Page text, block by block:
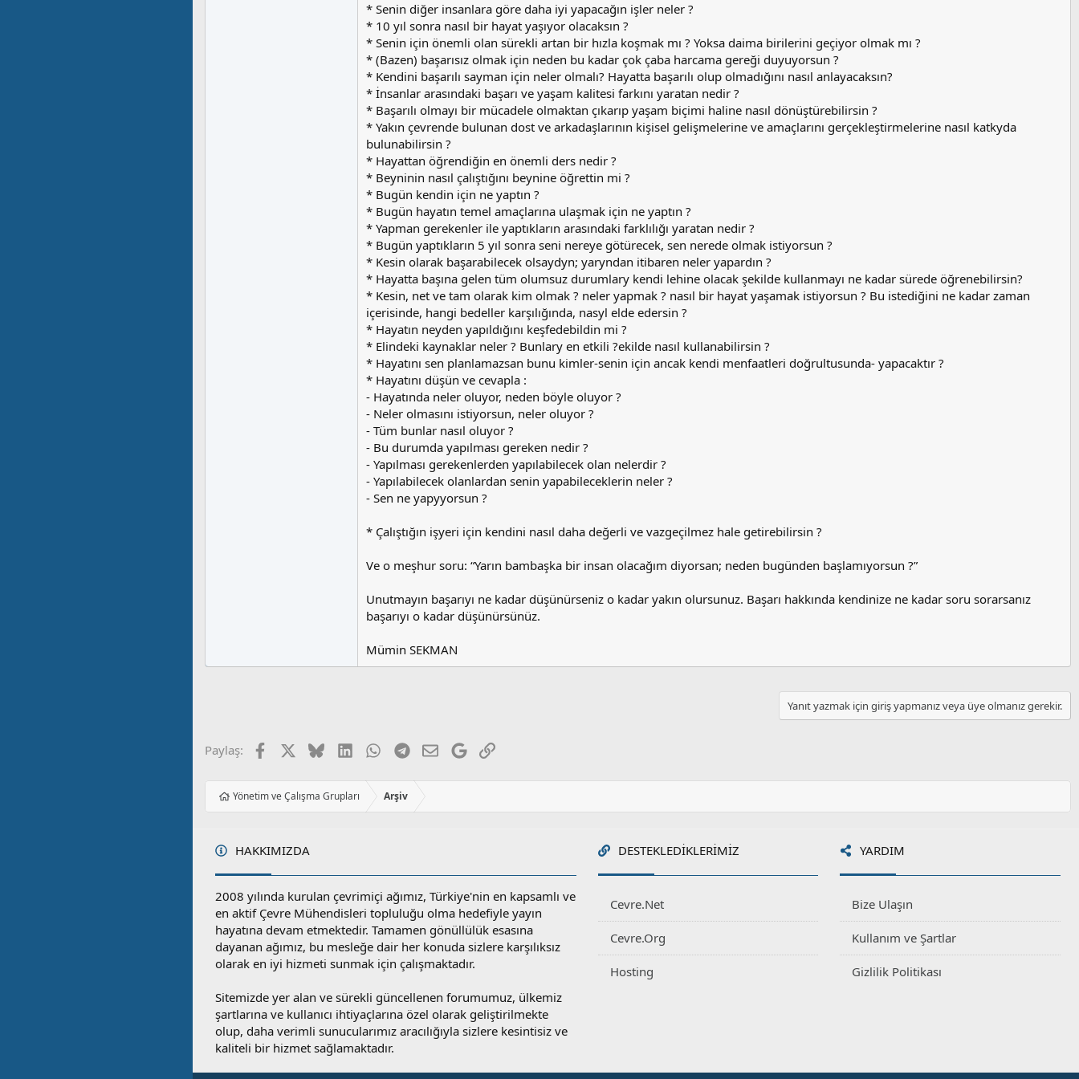
* Senin diğer insanlara göre daha iyi yapacağın işler neler ?
* 10 yıl sonra nasıl bir hayat yaşıyor olacaksın ?
* Senin için önemli olan sürekli artan bir hızla koşmak mı ? Yoksa daima birilerini geçiyor olmak mı ?
* (Bazen) başarısız olmak için neden bu kadar çok çaba harcama gereği duyuyorsun ?
* Kendini başarılı sayman için neler olmalı? Hayatta başarılı olup olmadığını nasıl anlayacaksın?
* İnsanlar arasındaki başarı ve yaşam kalitesi farkını yaratan nedir ?
* Başarılı olmayı bir mücadele olmaktan çıkarıp yaşam biçimi haline nasıl dönüştürebilirsin ?
* Yakın çevrende bulunan dost ve arkadaşlarının kişisel gelişmelerine ve amaçlarını gerçekleştirmelerine nasıl katkyda
bulunabilirsin ?
* Hayattan öğrendiğin en önemli ders nedir ?
* Beyninin nasıl çalıştığını beynine öğrettin mi ?
* Bugün kendin için ne yaptın ?
* Bugün hayatın temel amaçlarına ulaşmak için ne yaptın ?
* Yapman gerekenler ile yaptıkların arasındaki farklılığı yaratan nedir ?
* Bugün yaptıkların 5 yıl sonra seni nereye götürecek, sen nerede olmak istiyorsun ?
* Kesin olarak başarabilecek olsaydyn; yaryndan itibaren neler yapardın ?
* Hayatta başına gelen tüm olumsuz durumlary kendi lehine olacak şekilde kullanmayı ne kadar sürede öğrenebilirsin?
* Kesin, net ve tam olarak kim olmak ? neler yapmak ? nasıl bir hayat yaşamak istiyorsun ? Bu istediğini ne kadar zaman
içerisinde, hangi bedeller karşılığında, nasyl elde edersin ?
* Hayatın neyden yapıldığını keşfedebildin mi ?
* Elindeki kaynaklar neler ? Bunlary en etkili ?ekilde nasıl kullanabilirsin ?
* Hayatını sen planlamazsan bunu kimler-senin için ancak kendi menfaatleri doğrultusunda- yapacaktır ?
* Hayatını düşün ve cevapla :
- Hayatında neler oluyor, neden böyle oluyor ?
- Neler olmasını istiyorsun, neler oluyor ?
- Tüm bunlar nasıl oluyor ?
- Bu durumda yapılması gereken nedir ?
- Yapılması gerekenlerden yapılabilecek olan nelerdir ?
- Yapılabilecek olanlardan senin yapabileceklerin neler ?
- Sen ne yapyyorsun ?
* Çalıştığın işyeri için kendini nasıl daha değerli ve vazgeçilmez hale getirebilirsin ?
Ve o meşhur soru: “Yarın bambaşka bir insan olacağım diyorsan; neden bugünden başlamıyorsun ?”
Unutmayın başarıyı ne kadar düşünürseniz o kadar yakın olursunuz. Başarı hakkında kendinize ne kadar soru sorarsanız
başarıyı o kadar düşünürsünüz.
Mümin SEKMAN
Yanıt yazmak için giriş yapmanız veya üye olmanız gerekir.
Paylaş: Facebook BlueskyLinkedInWhatsApp
Telegram
E-postaGoogleLink
Yönetim ve Çalışma Grupları Arşiv
HAKKIMIZDA
2008 yılında kurulan çevrimiçi ağımız, Türkiye'nin en kapsamlı ve
en aktif Çevre Mühendisleri topluluğu olma hedefiyle yayın
hayatına devam etmektedir. Tamamen gönüllülük esasına
dayanan ağımız, bu mesleğe dair her konuda sizlere karşılıksız
olarak en iyi hizmeti sunmak için çalışmaktadır.
Sitemizde yer alan ve sürekli güncellenen forumumuz, ülkemiz
şartlarına ve kullanıcı ihtiyaçlarına özel olarak geliştirilmekte
olup, daha verimli sunucularımız aracılığıyla sizlere kesintisiz ve
kaliteli bir hizmet sağlamaktadır.
DESTEKLEDIKLERIMIZ
Cevre.Net
Cevre.Org
Hosting
YARDIM
Bize Ulaşın
Kullanım ve Şartlar
Gizlilik Politikası